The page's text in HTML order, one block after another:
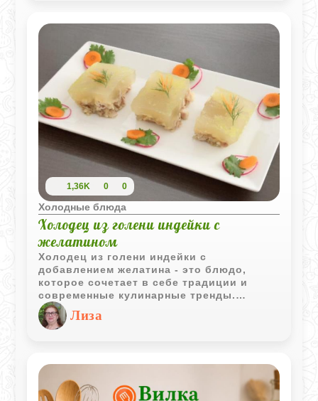
1,36K 0 0
Холодные блюда
Холодец из голени индейки с
желатином
Холодец из голени индейки с
добавлением желатина - это блюдо,
которое сочетает в себе традиции и
современные кулинарные тренды.
Использование желатина позволяет
сократить время приготовления,
сохраняя при этом классический вкус и
Лиза